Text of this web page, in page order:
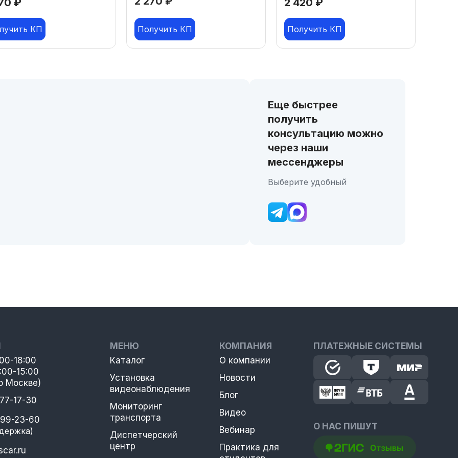
КП Получить КП Получить КП
Еще быстрее
получить
консультацию можно
через наши
мессенджеры
Выберите удобный
18:00
15:00
Москве)
17-30
23-60
МЕНЮ
Каталог
Установка
видеонаблюдения
Мониторинг
транспорта
Диспетчерский
центр
КОМПАНИЯ
О компании
Новости
Блог
Видео
Вебинар
Практика для
ПЛАТЕЖНЫЕ СИСТЕМЫ
О НАС ПИШУТ